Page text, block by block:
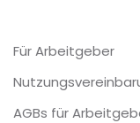
Für Arbeitgeber
AGBs für